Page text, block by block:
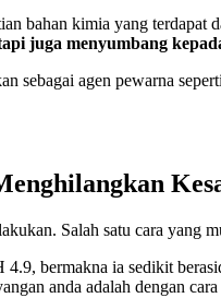
bahan kimia yang
juga menyumbang
sebagai agen pewarna
Salah satu cara yang
bermakna ia sedikit
anda adalah dengan